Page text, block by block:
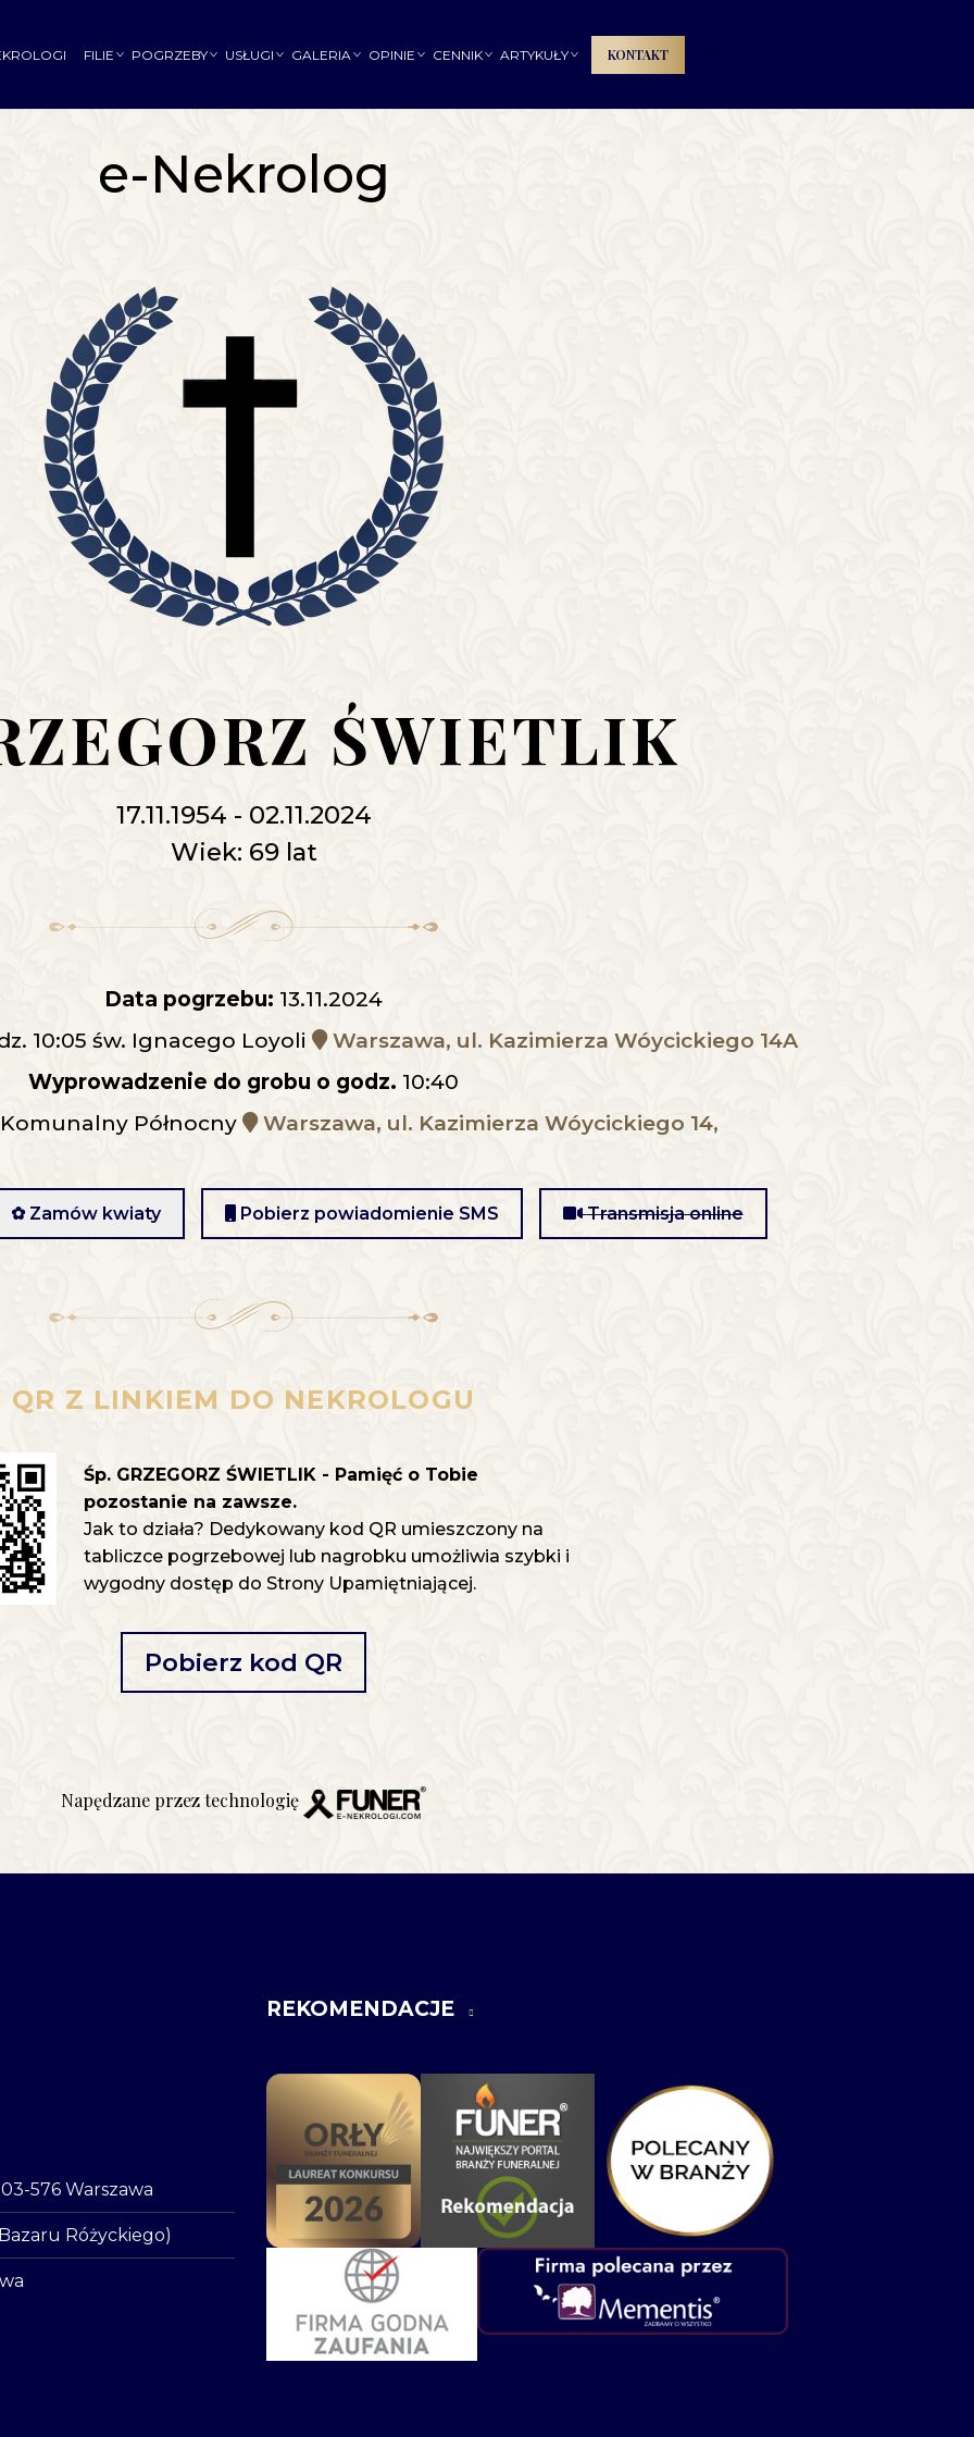
FILIE POGRZEBY USŁUGI GALERIA OPINIE CENNIK ARTYKUŁY KONTAKT
e-Nekrolog
ŚWIETLIK
17.11.1954 - 02.11.2024
Wiek: 69 lat
Data pogrzebu: 13.11.2024
10:05 św. Ignacego Loyoli
Warszawa, ul. Kazimierza Wóycickiego 14A
Wyprowadzenie do grobu o godz. 10:40
Północny
Warszawa, ul. Kazimierza Wóycickiego 14,
✿ Zamów kwiaty Pobierz powiadomienie SMS Transmisja online
QR Z LINKIEM DO NEKROLOGU
Śp. GRZEGORZ ŚWIETLIK - Pamięć o Tobie
pozostanie na zawsze.
Jak to działa? Dedykowany kod QR umieszczony na
tabliczce pogrzebowej lub nagrobku umożliwia szybki i
wygodny dostęp do Strony Upamiętniającej.
Pobierz kod QR
Napędzane przez technologię
576 Warszawa
Różyckiego)
REKOMENDACJE